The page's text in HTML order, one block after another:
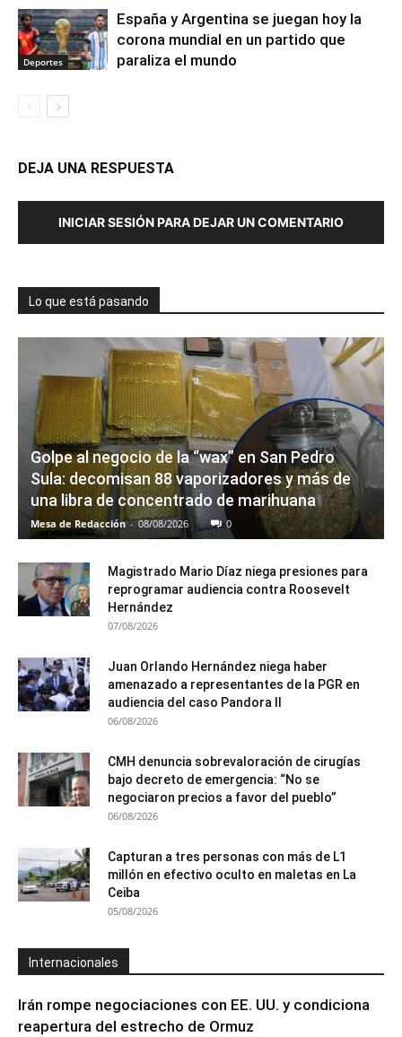
Deportes
España y Argentina se juegan hoy la
corona mundial en un partido que
paraliza el mundo
DEJA UNA RESPUESTA
INICIAR SESIÓN PARA DEJAR UN COMENTARIO
Lo que está pasando
Golpe al negocio de la “wax” en San Pedro
Sula: decomisan 88 vaporizadores y más de
una libra de concentrado de marihuana
Mesa de Redacción - 08/08/2026 0
Magistrado Mario Díaz niega presiones para
reprogramar audiencia contra Roosevelt
Hernández
07/08/2026
Juan Orlando Hernández niega haber
amenazado a representantes de la PGR en
audiencia del caso Pandora II
06/08/2026
CMH denuncia sobrevaloración de cirugías
bajo decreto de emergencia: “No se
negociaron precios a favor del pueblo”
06/08/2026
Capturan a tres personas con más de L1
millón en efectivo oculto en maletas en La
Ceiba
05/08/2026
Internacionales
Irán rompe negociaciones con EE. UU. y condiciona
reapertura del estrecho de Ormuz